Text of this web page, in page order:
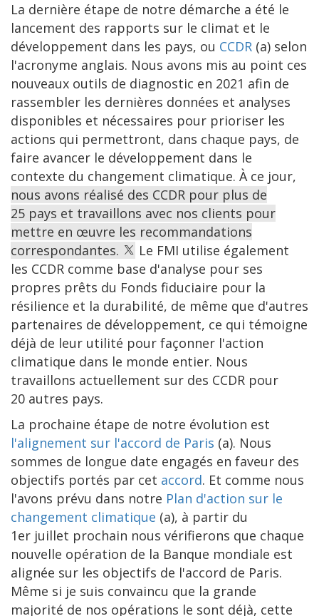
La dernière étape de notre démarche a été le
lancement des rapports sur le climat et le
développement dans les pays, ou CCDR (a) selon
l'acronyme anglais. Nous avons mis au point ces
nouveaux outils de diagnostic en 2021 afin de
rassembler les dernières données et analyses
disponibles et nécessaires pour prioriser les
actions qui permettront, dans chaque pays, de
faire avancer le développement dans le
contexte du changement climatique. À ce jour,
nous avons réalisé des CCDR pour plus de
25 pays et travaillons avec nos clients pour
mettre en œuvre les recommandations
correspondantes.
Le FMI utilise également
les CCDR comme base d'analyse pour ses
propres prêts du Fonds fiduciaire pour la
résilience et la durabilité, de même que d'autres
partenaires de développement, ce qui témoigne
déjà de leur utilité pour façonner l'action
climatique dans le monde entier. Nous
travaillons actuellement sur des CCDR pour
20 autres pays.
La prochaine étape de notre évolution est
l'alignement sur l'accord de Paris (a). Nous
sommes de longue date engagés en faveur des
objectifs portés par cet accord. Et comme nous
l'avons prévu dans notre Plan d'action sur le
changement climatique (a), à partir du
1er juillet prochain nous vérifierons que chaque
nouvelle opération de la Banque mondiale est
alignée sur les objectifs de l'accord de Paris.
Même si je suis convaincu que la grande
majorité de nos opérations le sont déjà, cette